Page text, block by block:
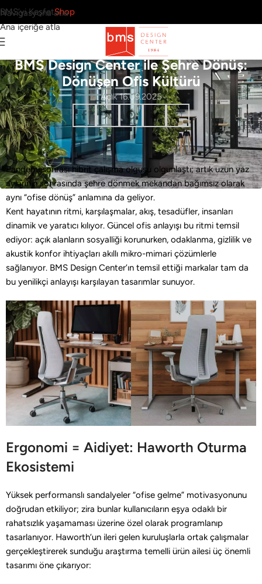
Navigasyona atla
Ana içeriğe atla
BMS’yi KeşfetShop
Home Office Office
BMS Design Center ile Şehre Dönüş:
Dönüşen Ofis Kültürü
Açık 16.09.2025
Pandemi sonrası hibrit çalışma olgusu olgunlaştı; artık uzun yaz
aylarının sonrasında şehre dönmek mekandan bağımsız olarak
aynı “ofise dönüş” anlamına da geliyor.
Kent hayatının ritmi, karşılaşmalar, akış, tesadüfler, insanları
dinamik ve yaratıcı kılıyor. Güncel ofis anlayışı bu ritmi temsil
ediyor: açık alanların sosyalliği korunurken, odaklanma, gizlilik ve
akustik konfor ihtiyaçları akıllı mikro-mimari çözümlerle
sağlanıyor. BMS Design Center’ın temsil ettiği markalar tam da
bu yenilikçi anlayışı karşılayan tasarımlar sunuyor.
Ergonomi = Aidiyet: Haworth Oturma
Ekosistemi
Yüksek performanslı sandalyeler “ofise gelme” motivasyonunu
doğrudan etkiliyor; zira bunlar kullanıcıların eşya odaklı bir
rahatsızlık yaşamaması üzerine özel olarak programlanıp
tasarlanıyor. Haworth’un ileri gelen kuruluşlarla ortak çalışmalar
gerçekleştirerek sunduğu araştırma temelli ürün ailesi üç önemli
tasarımı öne çıkarıyor: